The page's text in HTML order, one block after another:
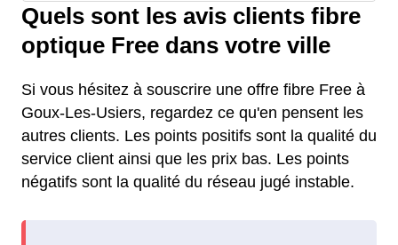
Quels sont les avis clients fibre
optique Free dans votre ville
Si vous hésitez à souscrire une offre fibre Free à
Goux-Les-Usiers, regardez ce qu'en pensent les
autres clients. Les points positifs sont la qualité du
service client ainsi que les prix bas. Les points
négatifs sont la qualité du réseau jugé instable.